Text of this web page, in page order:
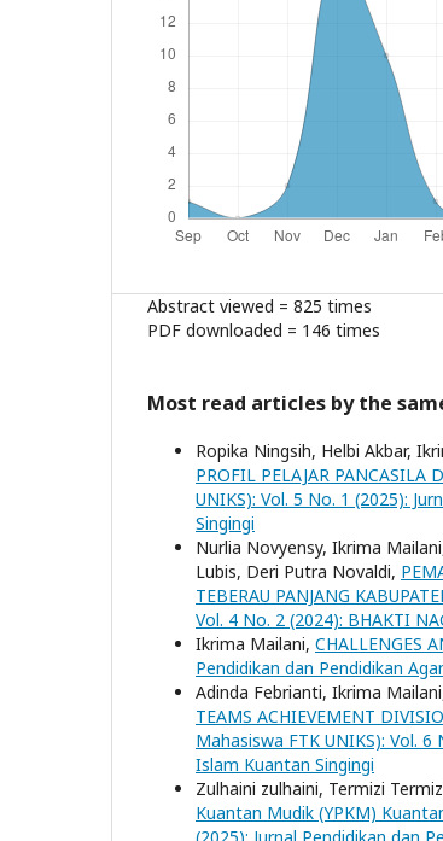
Abstract viewed = 825 times
PDF downloaded = 146 times
Most read articles by the
Ropika Ningsih, Helbi Akbar,
PROFIL PELAJAR PANCASILA
UNIKS): Vol. 5 No. 1 (2025):
Singingi
Nurlia Novyensy, Ikrima
Lubis, Deri Putra Novaldi,
TEBERAU PANJANG
Vol. 4 No. 2 (2024): BHAKTI
Ikrima Mailani, CHALLENGES
Pendidikan dan Pendidikan
Adinda Febrianti, Ikrima
TEAMS ACHIEVEMENT
Mahasiswa FTK UNIKS): Vol.
Islam Kuantan Singingi
Zulhaini zulhaini, Termizi
Kuantan Mudik (YPKM)